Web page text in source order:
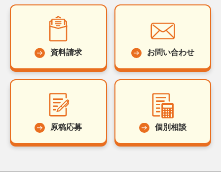
資料請求 お問い合わせ
原稿応募 個別相談